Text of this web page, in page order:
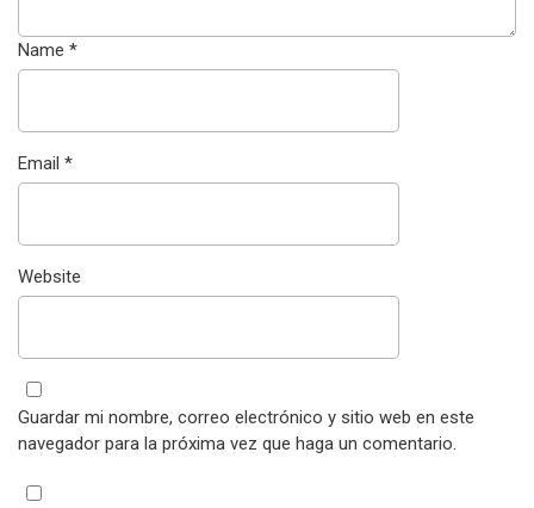
Name *
Email *
Website
Guardar mi nombre, correo electrónico y sitio web en este
navegador para la próxima vez que haga un comentario.